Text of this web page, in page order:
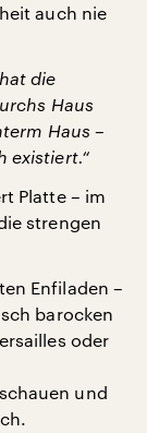
auch nie
die
Haus
Haus –
existiert.“
Platte – im
strengen
Enfiladen –
barocken
oder
und